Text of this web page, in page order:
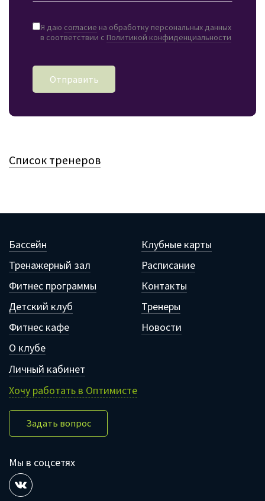
Я даю согласие на обработку персональных данных
в соответствии с Политикой конфиденциальности
Отправить
Список тренеров
Бассейн
Тренажерный зал
Фитнес программы
Детский клуб
Фитнес кафе
О клубе
Клубные карты
Расписание
Контакты
Тренеры
Новости
Личный кабинет
Хочу работать в Оптимисте
Задать вопрос
Мы в соцсетях